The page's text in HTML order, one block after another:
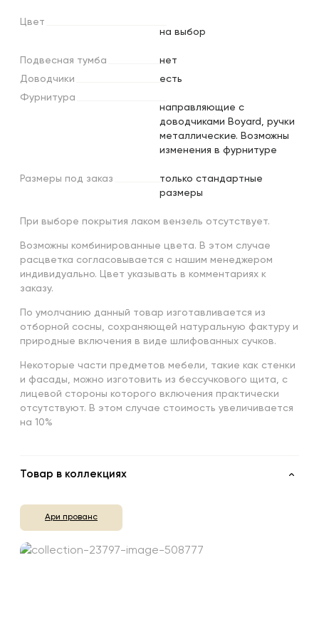
Цвет
на выбор
Подвесная тумба
нет
Доводчики
есть
Фурнитура
направляющие с
доводчиками Boyard, ручки
металлические. Возможны
изменения в фурнитуре
Размеры под заказ
только стандартные
размеры
При выборе покрытия лаком вензель отсутствует.
Возможны комбинированные цвета. В этом случае
расцветка согласовывается с нашим менеджером
индивидуально. Цвет указывать в комментариях к
заказу.
По умолчанию данный товар изготавливается из
отборной сосны, сохраняющей натуральную фактуру и
природные включения в виде шлифованных сучков.
Некоторые части предметов мебели, такие как стенки
и фасады, можно изготовить из бессучкового щита, с
лицевой стороны которого включения практически
отсутствуют. В этом случае стоимость увеличивается
на 10%
Товар в коллекциях
Ари прованс